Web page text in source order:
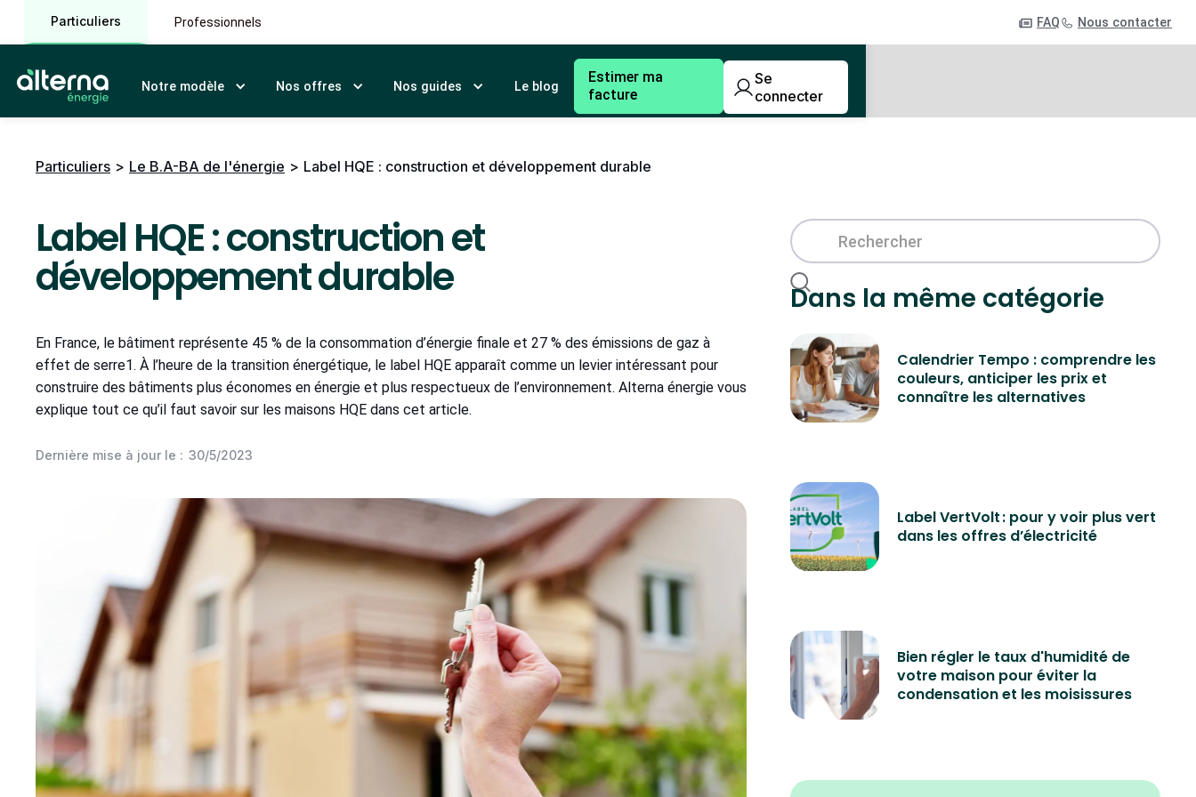
Particuliers Professionnels FAQ Nous contacter
Notre modèle Nos offres Nos guides Le blog
Estimer ma
facture
Se
connecter
Particuliers > Le B.A-BA de l'énergie > Label HQE : construction et développement durable
Label HQE : construction et
développement durable
En France, le bâtiment représente 45 % de la consommation d’énergie finale et 27 % des émissions de gaz à
effet de serre1. À l’heure de la transition énergétique, le label HQE apparaît comme un levier intéressant pour
construire des bâtiments plus économes en énergie et plus respectueux de l’environnement. Alterna énergie vous
explique tout ce qu’il faut savoir sur les maisons HQE dans cet article.
Dernière mise à jour le : 30/5/2023
Dans la même catégorie
Calendrier Tempo : comprendre les
couleurs, anticiper les prix et
connaître les alternatives
Label VertVolt : pour y voir plus vert
dans les offres d’électricité
Bien régler le taux d'humidité de
votre maison pour éviter la
condensation et les moisissures